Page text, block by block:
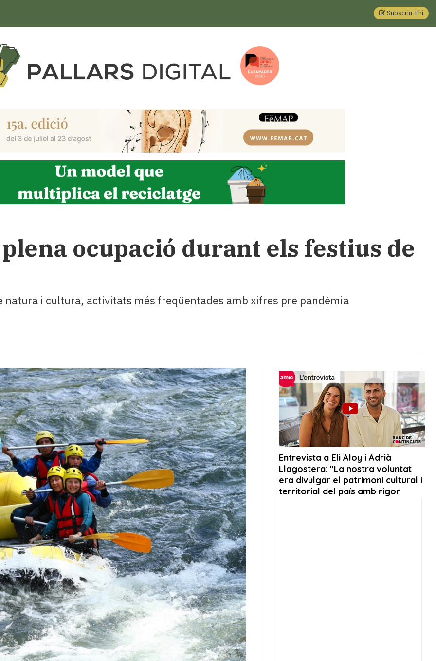
Subscriu-t'hi
ocupació durant els festius de
i cultura, activitats més freqüentades amb xifres pre pandèmia